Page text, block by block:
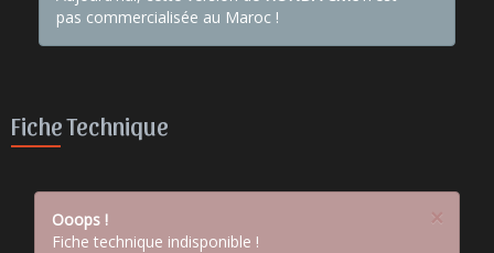
pas commercialisée au Maroc !
Fiche Technique
×
Ooops !
Fiche technique indisponible !